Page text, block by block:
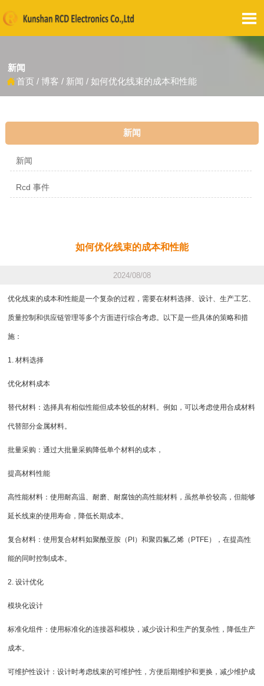

新闻
首页 / 博客 / 新闻 / 如何优化线束的成本和性能
新闻
新闻
Rcd 事件
如何优化线束的成本和性能
2024/08/08
优化线束的成本和性能是一个复杂的过程，需要在材料选择、设计、生产工艺、
质量控制和供应链管理等多个方面进行综合考虑。以下是一些具体的策略和措
施：
1. 材料选择
优化材料成本
替代材料：选择具有相似性能但成本较低的材料。例如，可以考虑使用合成材料
代替部分金属材料。
批量采购：通过大批量采购降低单个材料的成本，
提高材料性能
高性能材料：使用耐高温、耐磨、耐腐蚀的高性能材料，虽然单价较高，但能够
延长线束的使用寿命，降低长期成本。
复合材料：使用复合材料如聚酰亚胺（PI）和聚四氟乙烯（PTFE），在提高性
能的同时控制成本。
2. 设计优化
模块化设计
标准化组件：使用标准化的连接器和模块，减少设计和生产的复杂性，降低生产
成本。
可维护性设计：设计时考虑线束的可维护性，方便后期维护和更换，减少维护成